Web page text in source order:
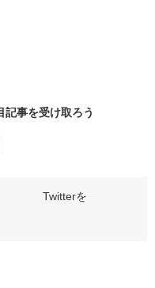
記事を受け取ろう